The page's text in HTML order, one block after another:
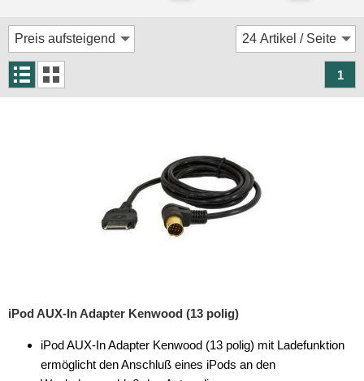
Multimedia
Navigationssoftware
Navigationssysteme
Antennenadapter
Antennenkabel
1
iPod AUX-In Adapter Kenwood (13 polig)
iPod AUX-In Adapter Kenwood (13 polig) mit Ladefunktion
ermöglicht den Anschluß eines iPods an den